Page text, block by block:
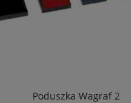
Poduszka Wagraf 2